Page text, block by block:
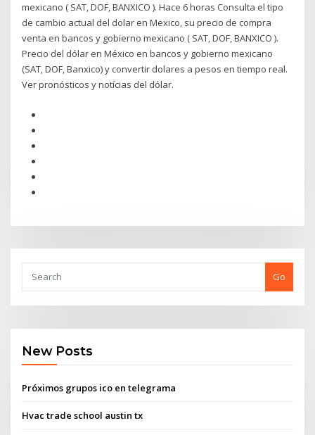
mexicano ( SAT, DOF, BANXICO ). Hace 6 horas Consulta el tipo
de cambio actual del dolar en Mexico, su precio de compra
venta en bancos y gobierno mexicano ( SAT, DOF, BANXICO ).
Precio del dólar en México en bancos y gobierno mexicano
(SAT, DOF, Banxico) y convertir dolares a pesos en tiempo real.
Ver pronósticos y notícias del dólar.
Go
New Posts
Próximos grupos ico en telegrama
Hvac trade school austin tx